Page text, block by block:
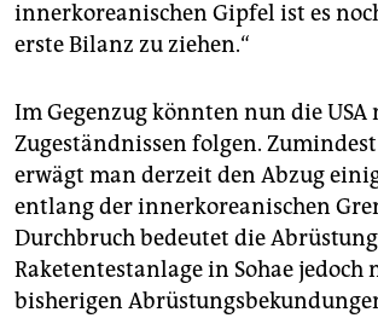
innerkoreanischen Gipfel ist es
erste Bilanz zu ziehen.“
Im Gegenzug könnten nun die
Zugeständnissen folgen.
erwägt man derzeit den Abzug
entlang der innerkoreanischen
Durchbruch bedeutet die
Raketentestanlage in Sohae jedoch
bisherigen